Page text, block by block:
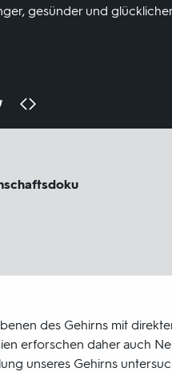
gesünder und
des Gehirns mit
erforschen daher auch
unseres Gehirns